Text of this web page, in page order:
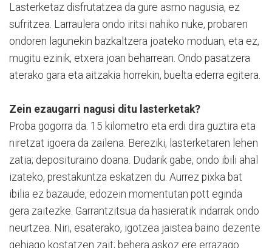
Lasterketaz disfrutatzea da gure asmo nagusia, ez
sufritzea. Larraulera ondo iritsi nahiko nuke, probaren
ondoren lagunekin bazkaltzera joateko moduan, eta ez,
mugitu ezinik, etxera joan beharrean. Ondo pasatzera
aterako gara eta aitzakia horrekin, buelta ederra egitera.
Zein ezaugarri nagusi ditu lasterketak?
Proba gogorra da. 15 kilometro eta erdi dira guztira eta
niretzat igoera da zailena. Bereziki, lasterketaren lehen
zatia; deposituraino doana. Dudarik gabe, ondo ibili ahal
izateko, prestakuntza eskatzen du. Aurrez pixka bat
ibilia ez bazaude, edozein momentutan pott eginda
gera zaitezke. Garrantzitsua da hasieratik indarrak ondo
neurtzea. Niri, esaterako, igotzea jaistea baino dezente
gehiago kostatzen zait; behera askoz ere errazago